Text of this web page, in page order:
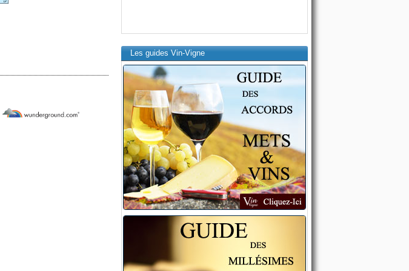
Les guides Vin-Vigne